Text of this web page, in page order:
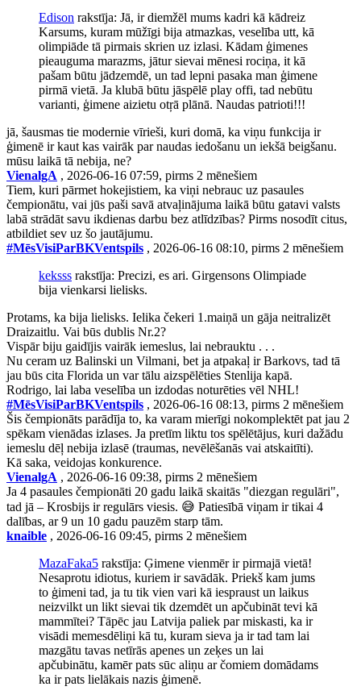
Edison rakstīja: Jā, ir diemžēl mums kadri kā kādreiz
Karsums, kuram mūžīgi bija atmazkas, veselība utt, kā
olimpiāde tā pirmais skrien uz izlasi. Kādam ģimenes
pieauguma marazms, jātur sievai mēnesi rociņa, it kā
pašam būtu jādzemdē, un tad lepni pasaka man ģimene
pirmā vietā. Ja klubā būtu jāspēlē play offi, tad nebūtu
varianti, ģimene aizietu otŗā plānā. Naudas patrioti!!!
jā, šausmas tie modernie vīrieši, kuri domā, ka viņu funkcija ir
ģimenē ir kaut kas vairāk par naudas iedošanu un iekšā beigšanu.
mūsu laikā tā nebija, ne?
VienalgA , 2026-06-16 07:59, pirms 2 mēnešiem
Tiem, kuri pārmet hokejistiem, ka viņi nebrauc uz pasaules
čempionātu, vai jūs paši savā atvaļinājuma laikā būtu gatavi valsts
labā strādāt savu ikdienas darbu bez atlīdzības? Pirms nosodīt citus,
atbildiet sev uz šo jautājumu.
#MēsVisiParBKVentspils , 2026-06-16 08:10, pirms 2 mēnešiem
keksss rakstīja: Precizi, es ari. Girgensons Olimpiade
bija vienkarsi lielisks.
Protams, ka bija lielisks. Ielika čekeri 1.maiņā un gāja neitralizēt
Draizaitlu. Vai būs dublis Nr.2?
Vispār biju gaidījis vairāk iemeslus, lai nebrauktu . . .
Nu ceram uz Balinski un Vilmani, bet ja atpakaļ ir Barkovs, tad tā
jau būs cita Florida un var tālu aizspēlēties Stenlija kapā.
Rodrigo, lai laba veselība un izdodas noturēties vēl NHL!
#MēsVisiParBKVentspils , 2026-06-16 08:13, pirms 2 mēnešiem
Šis čempionāts parādīja to, ka varam mierīgi nokomplektēt pat jau 2
spēkam vienādas izlases. Ja pretīm liktu tos spēlētājus, kuri dažādu
iemeslu dēļ nebija izlasē (traumas, nevēlēšanās vai atskaitīti).
Kā saka, veidojas konkurence.
VienalgA , 2026-06-16 09:38, pirms 2 mēnešiem
Ja 4 pasaules čempionāti 20 gadu laikā skaitās "diezgan regulāri",
tad jā – Krosbijs ir regulārs viesis. 😅 Patiesībā viņam ir tikai 4
dalības, ar 9 un 10 gadu pauzēm starp tām.
knaible , 2026-06-16 09:45, pirms 2 mēnešiem
MazaFaka5 rakstīja: Ģimene vienmēr ir pirmajā vietā!
Nesaprotu idiotus, kuriem ir savādāk. Priekš kam jums
to ģimeni tad, ja tu tik vien vari kā iespraust un laikus
neizvilkt un likt sievai tik dzemdēt un apčubināt tevi kā
mammītei? Tāpēc jau Latvija paliek par miskasti, ka ir
visādi memesdēliņi kā tu, kuram sieva ja ir tad tam lai
mazgātu tavas netīrās apenes un zeķes un lai
apčubinātu, kamēr pats sūc aliņu ar čomiem domādams
ka ir pats lielākais nazis ģimenē.